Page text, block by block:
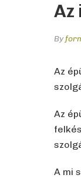
Az
By
Az
Az
A mi